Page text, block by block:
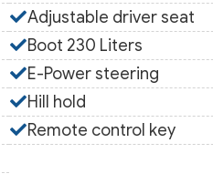
Adjustable driver seat
Boot 230 Liters
E-Power steering
Hill hold
Remote control key